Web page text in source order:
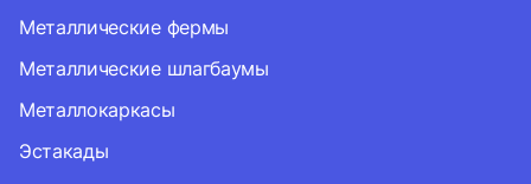
Металлические фермы
Металлические шлагбаумы
Металлокаркасы
Эстакады